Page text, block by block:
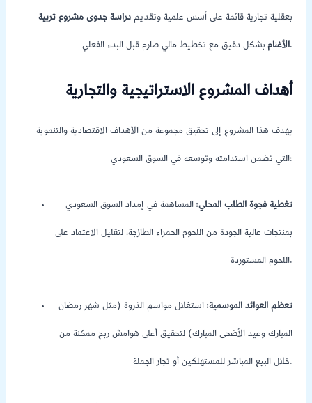
بعقلية تجارية قائمة على أسس علمية وتقديم دراسة جدوى مشروع تربية
الأغنامبشكل دقيق مع تخطيط مالي صارم قبل البدء الفعلي.
أهداف المشروع الاستراتيجية والتجارية
يهدف هذا المشروع إلى تحقيق مجموعة من الأهداف الاقتصادية والتنموية
التي تضمن استدامته وتوسعه في السوق السعودي:
تغطية فجوة الطلب المحلي: المساهمة في إمداد السوق السعودي
بمنتجات عالية الجودة من اللحوم الحمراء الطازجة، لتقليل الاعتماد على
اللحوم المستوردة.
تعظم العوائد الموسمية: استغلال مواسم الذروة (مثل شهر رمضان
المبارك وعيد الأضحى المبارك) لتحقيق أعلى هوامش ربح ممكنة من
خلال البيع المباشر للمستهلكين أو تجار الجملة.